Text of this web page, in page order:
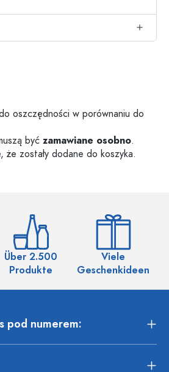
oszczędności w porównaniu do
być zamawiane osobno.
że zostały dodane do koszyka.
Über 2.500
Produkte
Viele
Geschenkideen
pod numerem: